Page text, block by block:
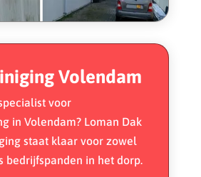
Volendam
voor
in Volendam? Loman Dak
staat klaar voor zowel
bedrijfspanden in het dorp.